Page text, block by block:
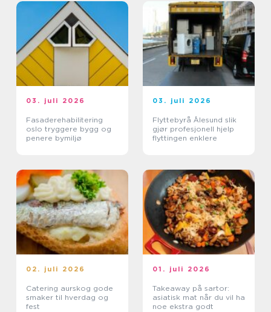
03. juli 2026
Fasaderehabilitering
oslo tryggere bygg og
penere bymiljø
03. juli 2026
Flyttebyrå Ålesund slik
gjør profesjonell hjelp
flyttingen enklere
02. juli 2026
Catering aurskog gode
smaker til hverdag og
fest
01. juli 2026
Takeaway på sartor:
asiatisk mat når du vil ha
noe ekstra godt